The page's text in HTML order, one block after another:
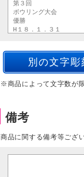
※商品によって文字数が
備考
商品に関する備考等ござ